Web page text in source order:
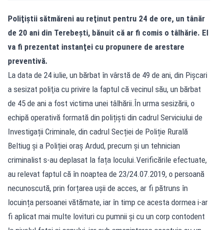
Poliţiştii sătmăreni au reţinut pentru 24 de ore, un tânăr
de 20 ani din Terebești, bănuit că ar fi comis o tâlhărie. El
va fi prezentat instanţei cu propunere de arestare
preventivă.
La data de 24 iulie, un bărbat în vârstă de 49 de ani, din Pișcari
a sesizat poliţia cu privire la faptul că vecinul său, un bărbat
de 45 de ani a fost victima unei tâlhării.În urma sesizării, o
echipă operativă formată din polițiști din cadrul Serviciului de
Investigații Criminale, din cadrul Secției de Poliție Rurală
Beltiug și a Poliției oraș Ardud, precum și un tehnician
criminalist s-au deplasat la fața locului.Verificările efectuate,
au relevat faptul că în noaptea de 23/24.07.2019, o persoană
necunoscută, prin forțarea ușii de acces, ar fi pătruns în
locuința persoanei vătămate, iar în timp ce acesta dormea i-ar
fi aplicat mai multe lovituri cu pumnii și cu un corp contodent